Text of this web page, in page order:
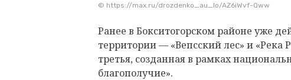
© https://max.ru/drozdenko_au_lo/AZ6iWvf-Qww
Ранее в Бокситогорском районе уже
территории — «Вепсский лес» и «Река
третья, созданная в рамках
благополучие».